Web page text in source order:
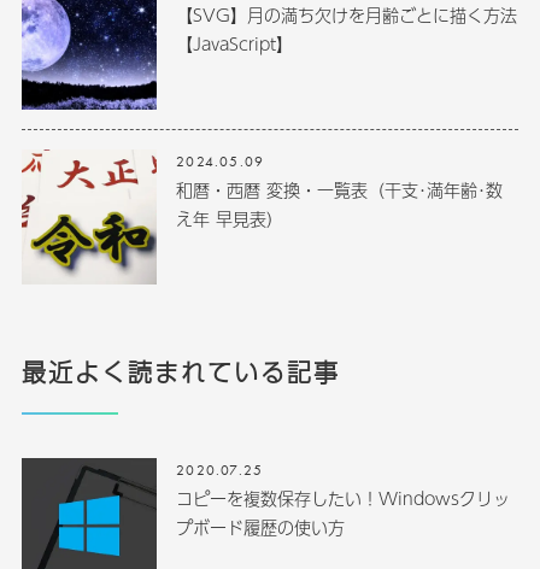
【SVG】月の満ち欠けを月齢ごとに描く方法
【JavaScript】
2024.05.09
和暦・西暦 変換・一覧表（干支･満年齢･数
え年 早見表）
最近よく読まれている記事
2020.07.25
コピーを複数保存したい！Windowsクリッ
プボード履歴の使い方